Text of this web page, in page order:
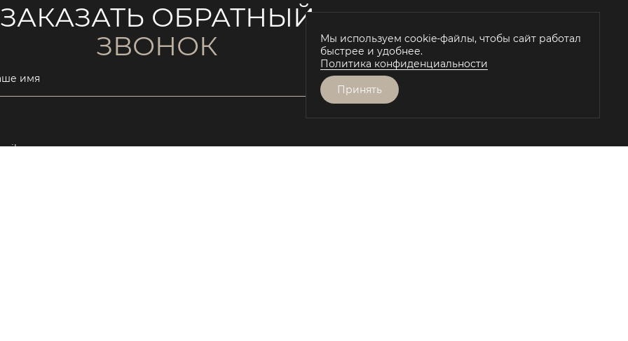
ЗАКАЗАТЬ ОБРАТНЫЙ
ЗВОНОК
имя
Мы используем cookie-файлы, чтобы сайт работал
быстрее и удобнее.
Политика конфиденциальности
Принять